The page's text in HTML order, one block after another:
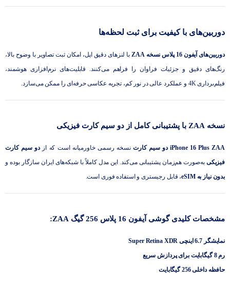
دوربین‌های با کیفیت برای ثبت لحظه‌ها
دوربین‌های آیفون 16 پلاس نسخه ZAA
با لنزهای دقیق اپل، امکان ثبت تصاویر با وضوح بالا،
رنگ‌های دقیق و جزئیات فراوان را فراهم می‌کنند. قابلیت‌های نرم‌افزاری هوشمند،
فیلم‌برداری 4K و عملکرد عالی در نور کم، تجربه عکاسی حرفه‌ای را ممکن می‌سازد.
نسخه ZAA با پشتیبانی کامل از دو سیم کارت فیزیکی
iPhone 16 Plus ZAA دو سیم کارت نسخه رسمی خاورمیانه است که ازدو سیم کارت
فیزیکی به‌صورت هم‌زمان پشتیبانی می‌کند. این مدل کاملاً با شبکه‌های ایران سازگار بوده و
بدون نیاز به eSIM
، قابل رجیستری و استفاده فوری است.
مشخصات کلیدی گوشی آیفون 16 پلاس 256 گیگ ZAA:
نمایشگر 6.7 اینچی Super Retina XDR
رم 8 گیگابایت برای پردازش سریع
حافظه داخلی 256 گیگابایت